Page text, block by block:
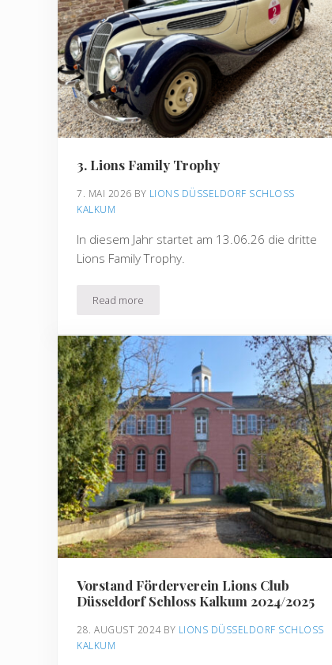
3. Lions Family Trophy
7. MAI 2026 BY LIONS DÜSSELDORF SCHLOSS
KALKUM
In diesem Jahr startet am 13.06.26 die dritte
Lions Family Trophy.
Read more3. Lions Family Trophy
Vorstand Förderverein Lions Club
Düsseldorf Schloss Kalkum 2024/2025
28. AUGUST 2024 BY LIONS DÜSSELDORF SCHLOSS
KALKUM